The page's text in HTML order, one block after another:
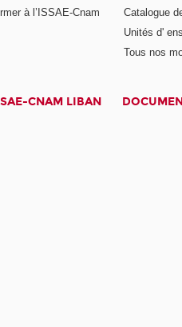
à l’ISSAE-Cnam
Catalogue
Unités d'
Tous nos
CNAM LIBAN